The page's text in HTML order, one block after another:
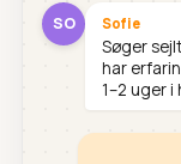
SO Sofie
Søger
har
1–2 uger